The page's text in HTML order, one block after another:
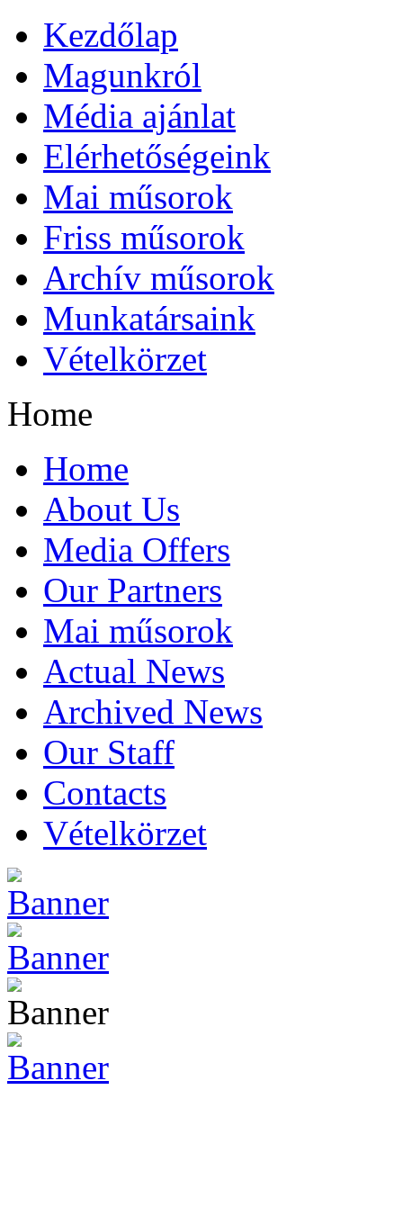
Kezdőlap
Magunkról
Média ajánlat
Elérhetőségeink
Mai műsorok
Friss műsorok
Archív műsorok
Munkatársaink
Vételkörzet
Home
Home
About Us
Media Offers
Our Partners
Mai műsorok
Actual News
Archived News
Our Staff
Contacts
Vételkörzet